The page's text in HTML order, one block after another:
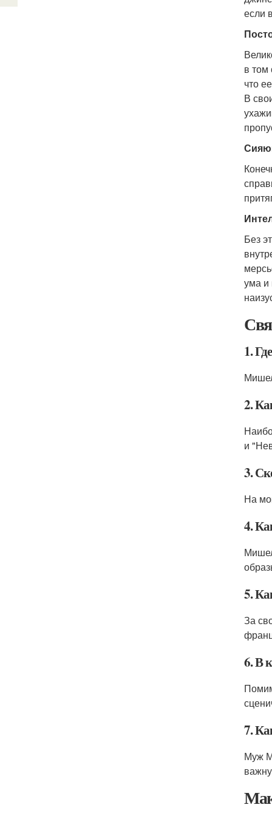
если
в том
что
В
Без
ума и
1.
2.
и
3.
На
4.
5.
За
6. В
7.
Муж